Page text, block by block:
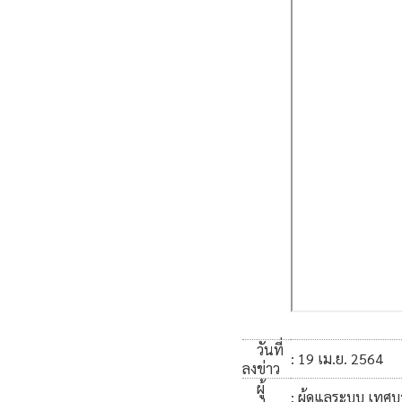
วันที่
ลงข่าว
: 19 เม.ย. 2564
ผู้
: ผู้ดูแลระบบ เทศ